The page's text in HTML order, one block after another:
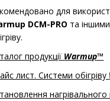
для
DCM-PRO та
продукції Warmup™
лист. Системи обігріву
нагрівального